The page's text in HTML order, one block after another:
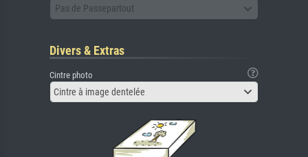
Pas de Passepartout
Divers & Extras
Cintre photo
Cintre à image dentelée